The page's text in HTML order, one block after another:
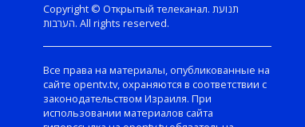
Copyright © Открытый телеканал. תנועת
הערבות. All rights reserved.
Все права на материалы, опубликованные на
сайте opentv.tv, охраняются в соответствии с
законодательством Израиля. При
использовании материалов сайта